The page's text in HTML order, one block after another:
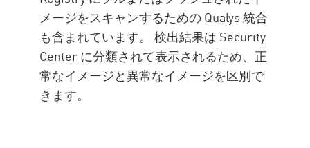
メージをスキャンするための Qualys 統合
も含まれています。 検出結果は Security
Center に分類されて表示されるため、正
常なイメージと異常なイメージを区別で
きます。